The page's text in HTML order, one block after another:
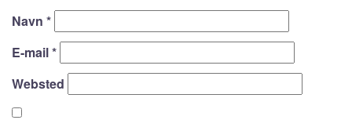
Navn *
E-mail*
Websted